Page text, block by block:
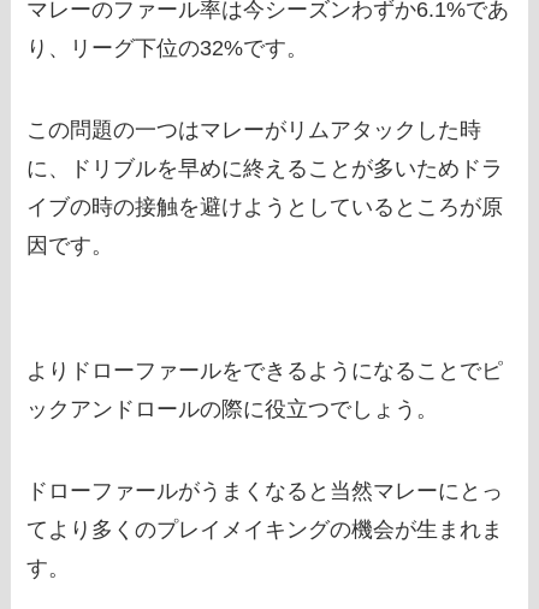
マレーのファール率は今シーズンわずか6.1%であ
り、リーグ下位の32%です。
この問題の一つはマレーがリムアタックした時
に、ドリブルを早めに終えることが多いためドラ
イブの時の接触を避けようとしているところが原
因です。
よりドローファールをできるようになることでピ
ックアンドロールの際に役立つでしょう。
ドローファールがうまくなると当然マレーにとっ
てより多くのプレイメイキングの機会が生まれま
す。